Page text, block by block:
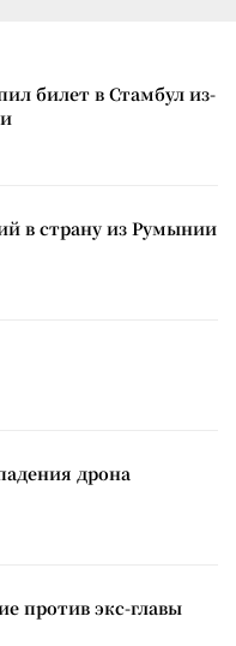
билет в Стамбул из-
в страну из Румынии
дрона
против экс-главы